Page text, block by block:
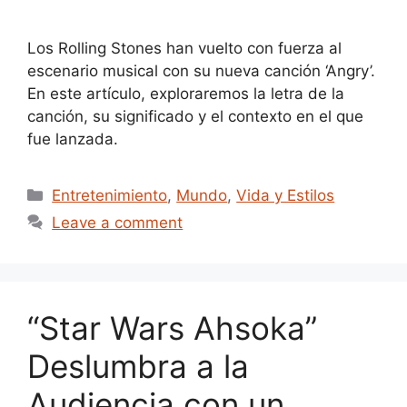
Los Rolling Stones han vuelto con fuerza al
escenario musical con su nueva canción ‘Angry’.
En este artículo, exploraremos la letra de la
canción, su significado y el contexto en el que
fue lanzada.
Categories
Entretenimiento, Mundo,Vida y Estilos
Leave a comment
“Star Wars Ahsoka”
Deslumbra a la